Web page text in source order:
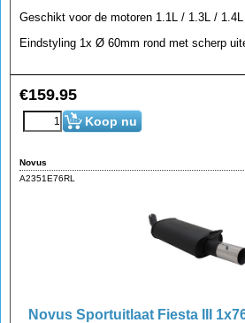
Geschikt voor de motoren 1.1L / 1.3L / 1.4L
Eindstyling 1x Ø 60mm rond met scherp
€159.95
Koop nu
Novus
A2351E76RL
Novus Sportuitlaat Fiesta III